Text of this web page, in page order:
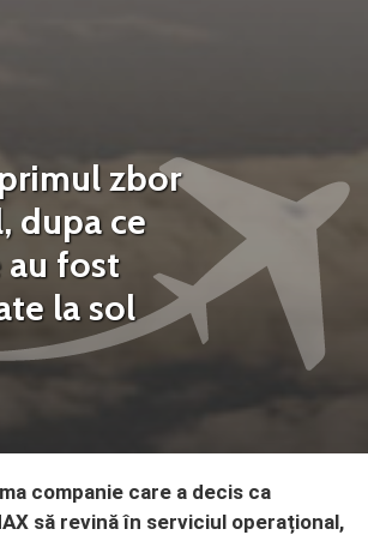
zbor
dupa ce
au fost
la sol
companie care a decis ca
să revină în serviciul operațional,